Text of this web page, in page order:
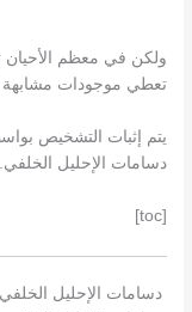
ولكن في معظم الأحيان
تعطي موجودات مشابهة
دسامات الإحليل الخلفي.
[toc]
دسامات الإحليل الخلفي